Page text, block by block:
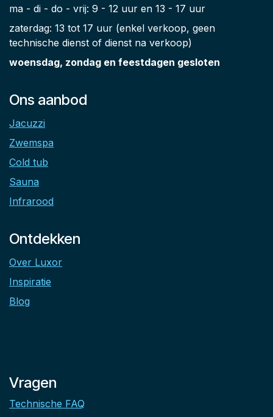
ma - di - do - vrij: 9 - 12 uur en 13 - 17 uur
zaterdag: 13 tot 17 uur (enkel verkoop, geen
technische dienst of dienst na verkoop)
woensdag, zondag en feestdagen gesloten
Ons aanbod
Jacuzzi
Zwemspa
Cold tub
Sauna
Infrarood
Ontdekken
Over Luxor
Inspiratie
Blog
Vragen
Technische FAQ